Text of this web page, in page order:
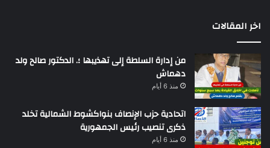
اخر المقالات
من إدارة السلطة إلى تهذيبها ؛. الدكتور صالح ولد
دهماش
منذ 6 أيام
اتحادية حزب الإنصاف بنواكشوط الشمالية تخلد
ذكرى تنصيب رئيس الجمهورية
منذ 6 أيام